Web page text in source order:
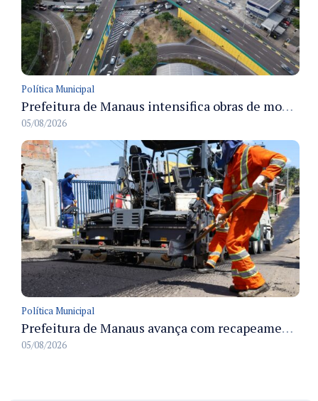
Política Municipal
Prefeitura de Manaus intensifica obras de modernização no viaduto Miguel Arraes para ampliar segurança e acessibilidade na região
05/08/2026
Política Municipal
Prefeitura de Manaus avança com recapeamento no Parque Rio Solimões e cobre cerca de 30 ruas
05/08/2026